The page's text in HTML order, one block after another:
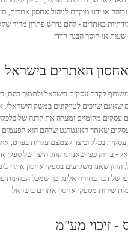
או ידע מוקדם לניהול אחסון אתרים,
באתרים - להם נדרש פתרון מהיר
או חוסר הבנה הדדי.
האתרים בישראל
משותף לקדם עסקים בישראל ולתמוך בהם,
שייכים לטייקונים במשק הישראלי.
עסקים מקומיים ומעלה את קרנה של
עסקים שאתר האינטרנט שלהם הוא לפעמים
עסקית בכלל וכיצד לצמצם עלויות בפרט,
- בדיוק כפי שאנחנו קהל היעד של ספקי
ההון שאנו משקיעים בספקי אחסון אתרי
של דבר בחזרה אלינו, כך שמכל הבחינות
שירות מספקי אחסון אתרים בישראל.
- זיכוי מע"מ